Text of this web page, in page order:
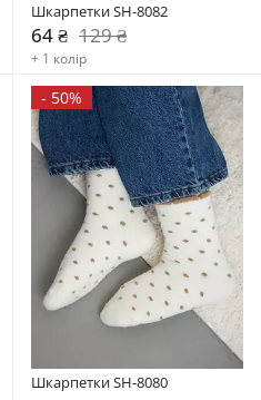
Шкарпетки SH-8082
64 ₴ 129 ₴
+ 1 колір
- 50%
Шкарпетки SH-8080